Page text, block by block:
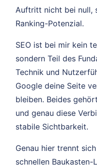
Auftritt nicht bei null,
Ranking-Potenzial.
SEO ist bei mir kein
sondern Teil des
Technik und
Google deine Seite
bleiben. Beides
und genau diese
stabile Sichtbarkeit.
Genau hier trennt
schnellen